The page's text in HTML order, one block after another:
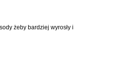
żeby bardziej wyrosły i